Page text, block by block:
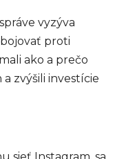
vyzýva
proti
ako a prečo
zvýšili investície